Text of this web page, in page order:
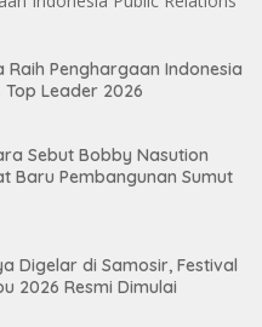
Raih Penghargaan Indonesia
Top Leader 2026
Sebut Bobby Nasution
Baru Pembangunan Sumut
Digelar di Samosir, Festival
2026 Resmi Dimulai